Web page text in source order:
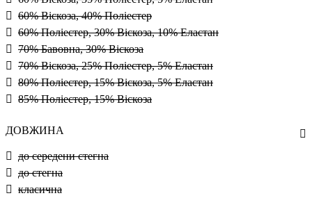
60% Віскоза, 40% Поліестер
60% Поліестер, 30% Віскоза, 10% Еластан
70% Бавовна, 30% Віскоза
70% Віскоза, 25% Поліестер, 5% Еластан
80% Поліестер, 15% Віскоза, 5% Еластан
85% Поліестер, 15% Віскоза
ДОВЖИНА
до середени стегна
до стегна
класична